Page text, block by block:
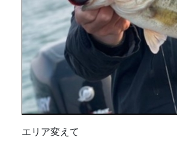
エリア変えて